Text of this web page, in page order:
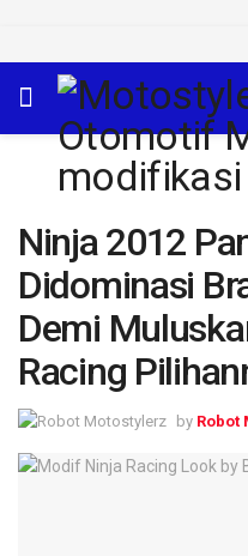
Ninja 2012
Didominasi
Demi
Racing
by Robot